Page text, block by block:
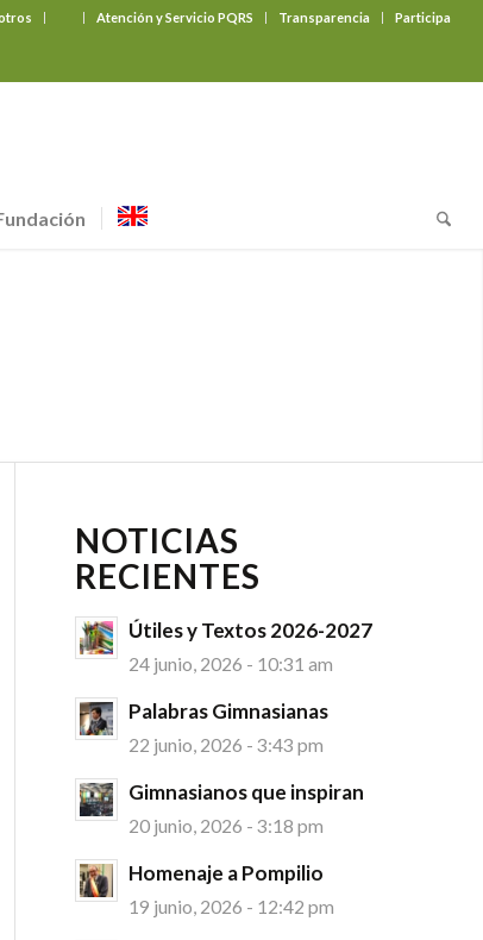
Atención y Servicio PQRS Transparencia Participa
NOTICIAS
RECIENTES
Útiles y Textos 2026-2027
24 junio, 2026 - 10:31 am
Palabras Gimnasianas
22 junio, 2026 - 3:43 pm
Gimnasianos que inspiran
20 junio, 2026 - 3:18 pm
Homenaje a Pompilio
19 junio, 2026 - 12:42 pm